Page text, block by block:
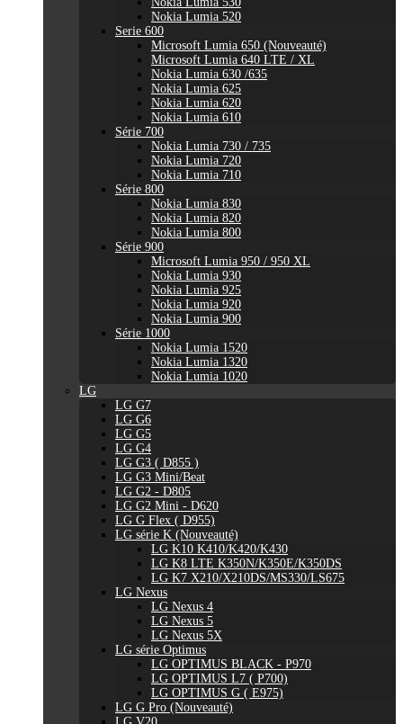
Nokia Lumia 520
Serie 600
Microsoft Lumia 650 (Nouveauté)
Microsoft Lumia 640 LTE / XL
Nokia Lumia 630 /635
Nokia Lumia 625
Nokia Lumia 620
Nokia Lumia 610
Série 700
Nokia Lumia 730 / 735
Nokia Lumia 720
Nokia Lumia 710
Série 800
Nokia Lumia 830
Nokia Lumia 820
Nokia Lumia 800
Série 900
Microsoft Lumia 950 / 950 XL
Nokia Lumia 930
Nokia Lumia 925
Nokia Lumia 920
Nokia Lumia 900
Série 1000
Nokia Lumia 1520
Nokia Lumia 1320
Nokia Lumia 1020
LG
LG G7
LG G6
LG G5
LG G4
LG G3 ( D855 )
LG G3 Mini/Beat
LG G2 - D805
LG G2 Mini - D620
LG G Flex ( D955)
LG série K (Nouveauté)
LG K10 K410/K420/K430
LG K8 LTE K350N/K350E/K350DS
LG K7 X210/X210DS/MS330/LS675
LG Nexus
LG Nexus 4
LG Nexus 5
LG Nexus 5X
LG série Optimus
LG OPTIMUS BLACK - P970
LG OPTIMUS L7 ( P700)
LG OPTIMUS G ( E975)
LG G Pro (Nouveauté)